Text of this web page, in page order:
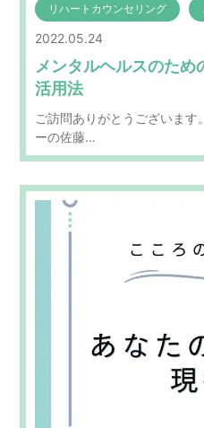
リハートカウンセリング
2022.05.24
メンタルヘルスのた
活用法
ご訪問ありがとうございます
ーの佐藤…